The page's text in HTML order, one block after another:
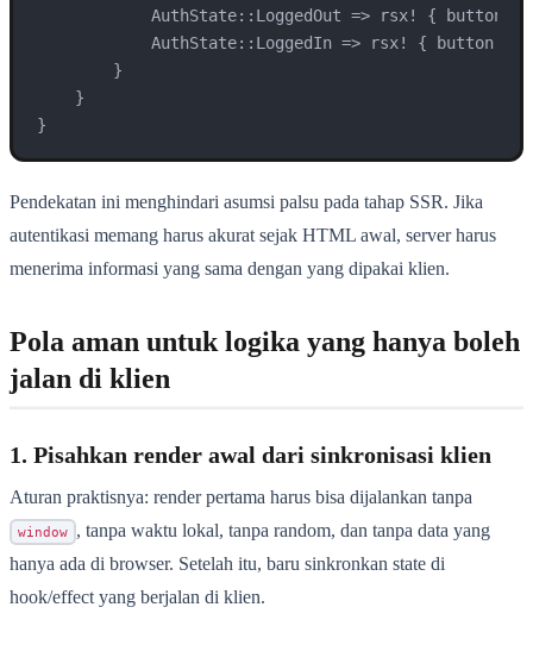
            AuthState::LoggedOut => rsx! { button {
            AuthState::LoggedIn => rsx! { button {
        }
    }
}
Pendekatan ini menghindari asumsi palsu pada tahap SSR. Jika
autentikasi memang harus akurat sejak HTML awal, server harus
menerima informasi yang sama dengan yang dipakai klien.
Pola aman untuk logika yang hanya boleh
jalan di klien
1. Pisahkan render awal dari sinkronisasi klien
Aturan praktisnya: render pertama harus bisa dijalankan tanpa
window , tanpa waktu lokal, tanpa random, dan tanpa data yang
hanya ada di browser. Setelah itu, baru sinkronkan state di
hook/effect yang berjalan di klien.